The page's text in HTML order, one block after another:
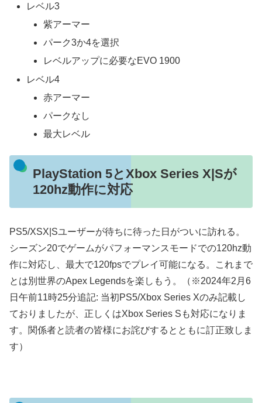
レベル3
紫アーマー
パーク3か4を選択
レベルアップに必要なEVO 1900
レベル4
赤アーマー
パークなし
最大レベル
PlayStation 5とXbox Series X|Sが
120hz動作に対応
PS5/XSX|Sユーザーが待ちに待った日がついに訪れる。
シーズン20でゲームがパフォーマンスモードでの120hz動
作に対応し、最大で120fpsでプレイ可能になる。これまで
とは別世界のApex Legendsを楽しもう。（※2024年2月6
日午前11時25分追記: 当初PS5/Xbox Series Xのみ記載し
ておりましたが、正しくはXbox Series Sも対応になりま
す。関係者と読者の皆様にお詫びするとともに訂正致しま
す）